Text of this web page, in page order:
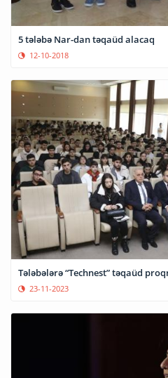
5 tələbə Nar-dan təqaüd alacaq
12-10-2018
Tələbələrə “Technest” təqaüd
23-11-2023